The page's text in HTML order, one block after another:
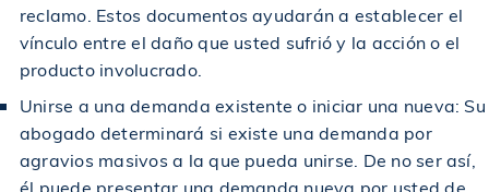
$1,400,000 Acuerdo en un accidente de construcción
$1,450,000 Premiado en un accidente de construcción
reclamo. Estos documentos ayudarán a establecer el
vínculo entre el daño que usted sufrió y la acción o el
producto involucrado.
Unirse a una demanda existente o iniciar una nueva: Su
abogado determinará si existe una demanda por
agravios masivos a la que pueda unirse. De no ser así,
él puede presentar una demanda nueva por usted de